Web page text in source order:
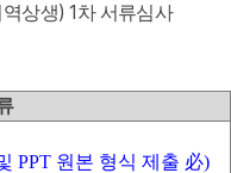
역상생) 1차 서류심사
PPT 원본 형식 제출 必)